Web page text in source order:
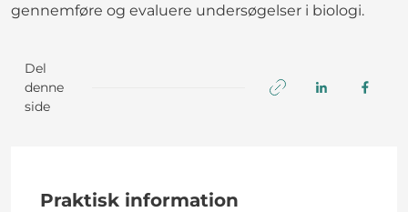
gennemføre og evaluere undersøgelser i biologi.
Del
denne
side
Praktisk information